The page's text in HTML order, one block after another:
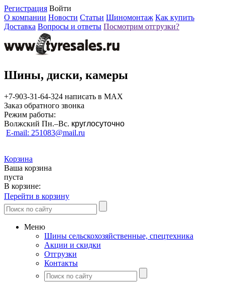
Регистрация Войти
О компании Новости Статьи Шиномонтаж Как купить
Доставка Вопросы и ответы Посмотрим отгрузки?
Шины, диски, камеры
+7-903-31-64-324 написать в MAX
Заказ обратного звонка
Режим работы:
Волжский Пн.–Вс. круглосуточно
E-mail: 251083@mail.ru
Корзина
Ваша корзина
пуста
В корзине:
Перейти в корзину
Меню
Шины сельскохозяйственные, спецтехника
Акции и скидки
Отгрузки
Контакты